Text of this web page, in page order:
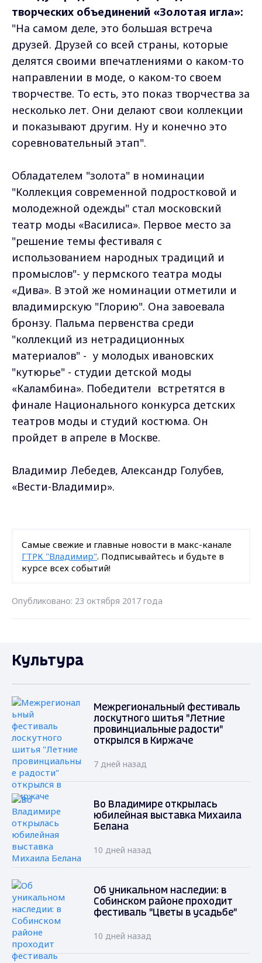
творческих объединений «Золотая игла»:
"На самом деле, это большая встреча
друзей. Друзей со всей страны, которые
делятся своими впечатлениями о каком-то
направлении в моде, о каком-то своем
творчестве. То есть, это показ творчества за
несколько лет. Они делают свои коллекции
и показывают другим. Ну и конечно это
соревновательный этап".
Обладателем "золота" в номинации
"Коллекция современной подростковой и
молодежной одежды" стал московский
театр моды «Василиса». Первое место за
"решение темы фестиваля с
использованием народных традиций и
промыслов"- у пермского театра моды
«Дива». В этой же номинации отметили и
владимирскую "Глорию". Она завоевала
бронзу. Пальма первенства среди
"коллекций из нетрадиционных
материалов" - у молодых ивановских
"кутюрье" - студии детской моды
«Каламбина». Победители встретятся в
финале Национального конкурса детских
театров моды и студий костюма. Он
пройдет в апреле в Москве.
Владимир Лебедев, Александр Голубев,
«Вести-Владимир».
Самые свежие и главные новости в макс-канале
ГТРК "Владимир". Подписывайтесь и будьте в
курсе всех событий!
Опубликовано: 23 октября 2017 года
Культура
Межрегиональный фестиваль
лоскутного шитья "Летние
провинциальные радости"
открылся в Киржаче
7 дней назад
Во Владимире открылась
юбилейная выставка Михаила
Белана
10 дней назад
Об уникальном наследии: в
Собинском районе проходит
фестиваль "Цветы в усадьбе"
10 дней назад